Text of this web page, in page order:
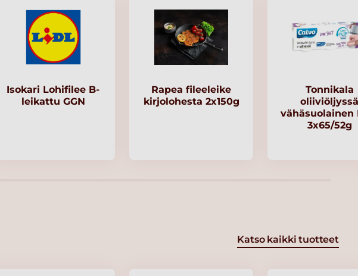
Isokari Lohifilee B-
leikattu GGN
Rapea fileeleike
kirjolohesta 2x150g
Tonnikala
oliiviöljyssä
vähäsuolainen
3x65/52g
Katso kaikki tuotteet